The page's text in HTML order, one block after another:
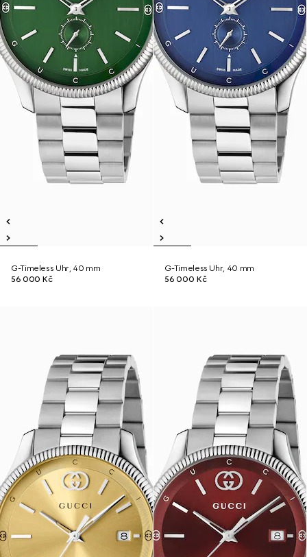
G-Timeless Uhr, 40 mm
56 000 Kč
G-Timeless Uhr, 40 mm
56 000 Kč